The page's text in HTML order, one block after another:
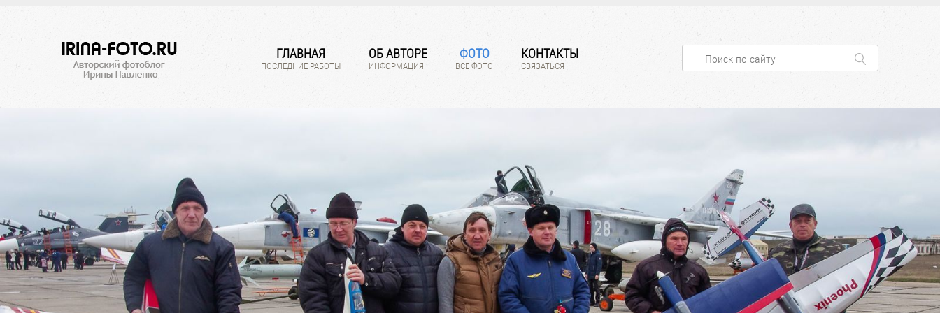
ГЛАВНАЯ
ПОСЛЕДНИЕ РАБОТЫ
ОБ АВТОРЕ
ИНФОРМАЦИЯ
ФОТО
ВСЕ ФОТО
КОНТАКТЫ
СВЯЗАТЬСЯ